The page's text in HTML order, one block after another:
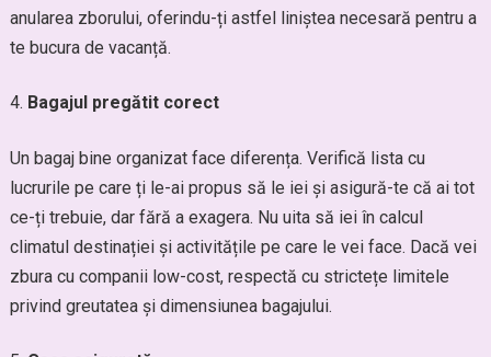
anularea zborului, oferindu-ți astfel liniștea necesară pentru a
te bucura de vacanță.
Bagajul pregătit corect
Un bagaj bine organizat face diferența. Verifică lista cu
lucrurile pe care ți le-ai propus să le iei și asigură-te că ai tot
ce-ți trebuie, dar fără a exagera. Nu uita să iei în calcul
climatul destinației și activitățile pe care le vei face. Dacă vei
zbura cu companii low-cost, respectă cu strictețe limitele
privind greutatea și dimensiunea bagajului.